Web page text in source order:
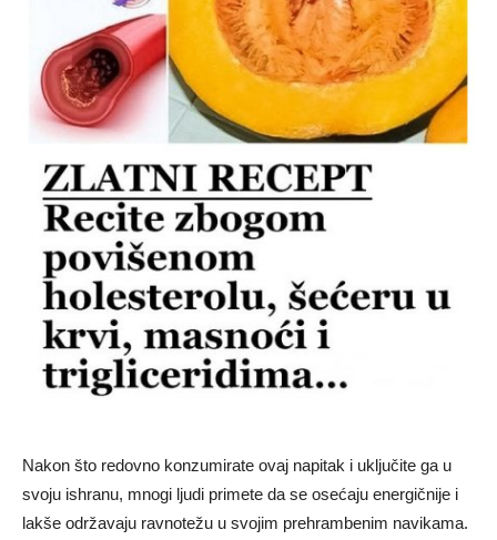
Nakon što redovno konzumirate ovaj napitak i uključite ga u
svoju ishranu, mnogi ljudi primete da se osećaju energičnije i
lakše održavaju ravnotežu u svojim prehrambenim navikama.